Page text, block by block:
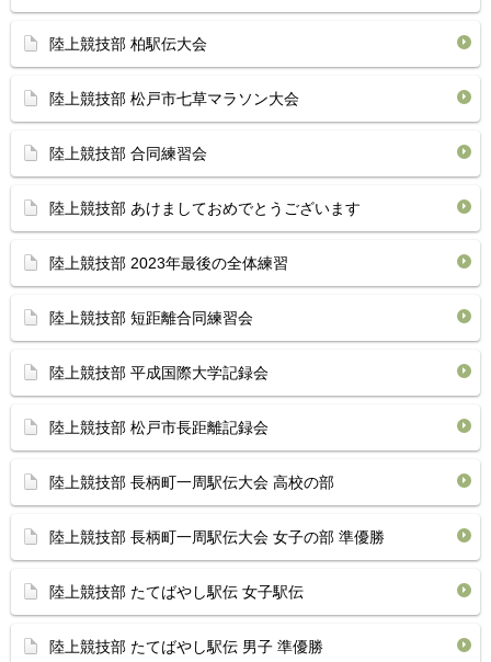
陸上競技部 柏駅伝大会
陸上競技部 松戸市七草マラソン大会
陸上競技部 合同練習会
陸上競技部 あけましておめでとうございます
陸上競技部 2023年最後の全体練習
陸上競技部 短距離合同練習会
陸上競技部 平成国際大学記録会
陸上競技部 松戸市長距離記録会
陸上競技部 長柄町一周駅伝大会 高校の部
陸上競技部 長柄町一周駅伝大会 女子の部 準優勝
陸上競技部 たてばやし駅伝 女子駅伝
陸上競技部 たてばやし駅伝 男子 準優勝